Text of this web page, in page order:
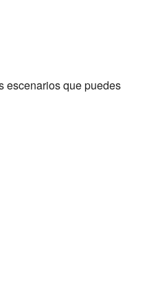
escenarios que puedes